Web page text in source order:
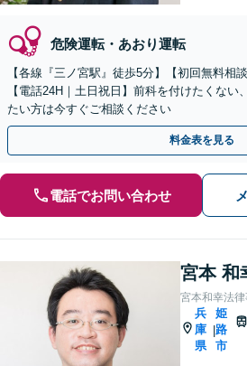
危険運転・あおり運転
【各線『三ノ宮駅』徒歩5分】【初回無料相
【電話24H｜土日祝日】前科を付けたくない
たい方は今すぐご相談ください
料金表を見る
電話でお問い合わせ
宮本 和
宮本和幸法
兵
庫
県
|
姫
路
市